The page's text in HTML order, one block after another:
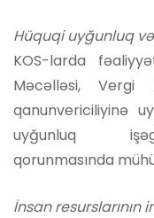
Hüquqi uyğunluq
KOS-larda
Məcəlləsi,
qanunvericiliyinə
uyğunluq
qorunmasında
İnsan resurslarının